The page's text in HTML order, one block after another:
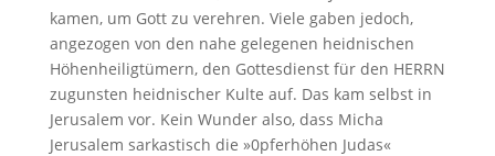
kamen, um Gott zu verehren. Viele gaben jedoch,
angezogen von den nahe gelegenen heidnischen
Höhenheiligtümern, den Gottesdienst für den HERRN
zugunsten heidnischer Kulte auf. Das kam selbst in
Jerusalem vor. Kein Wunder also, dass Micha
Jerusalem sarkastisch die »0pferhöhen Judas«